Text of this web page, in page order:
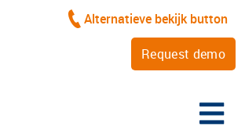
Alternatieve bekijk button
Request demo